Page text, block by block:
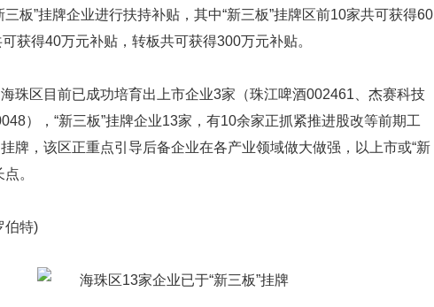
”挂牌企业进行扶持补贴，其中“新三板”挂牌区前10家共可获得60
获得40万元补贴，转板共可获得300万元补贴。
区目前已成功培育出上市企业3家（珠江啤酒002461、杰赛科技
），“新三板”挂牌企业13家，有10余家正抓紧推进股改等前期工
牌，该区正重点引导后备企业在各产业领域做大做强，以上市或“新
。
特)